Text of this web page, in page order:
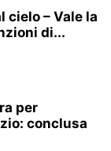
cielo – Vale la
di...
per
conclusa